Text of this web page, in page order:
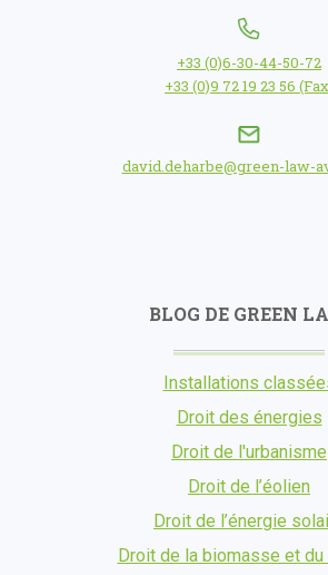
+33 (0)6-30-44-50-72
+33 (0)9 72 19 23 56
david.deharbe@green-law-
BLOG DE GREEN
Installations
Droit des énergies
Droit de l'urbanisme
Droit de l’éolien
Droit de l’énergie
Droit de la biomasse et